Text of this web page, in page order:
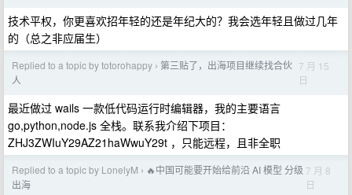
技术平权，你更喜欢招年轻的还是年纪大的？我会选年轻且做过几年
的（总之非应届生）
Replied to a topic by totorohappy › 第三贴了，出海项目继续找合伙
人
7 月 15
日
最近做过 wails 一款低代码运行时编辑器，我的主要语言
go,python,node.js 全栈。联系我介绍下项目：
ZHJ3ZWIuY29AZ21haWwuY29t ，只能远程，且非全职
Replied to a topic by LonelyM › 🔥中国可能要开始给前沿 AI 模型 分级
出海
7 月 8
日